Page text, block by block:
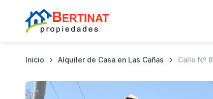
Inicio Alquiler de Casa en Las Cañas Calle Nº 8